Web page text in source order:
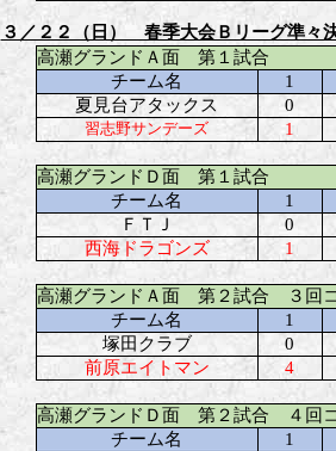
３／２２（日） 春季大会Ｂリーグ準々
高瀬グランドＡ面 第１試合
チーム名
1
夏見台アタックス
0
習志野サンデーズ 1
高瀬グランドＤ面 第１試合
チーム名
1
ＦＴＪ
0
西海ドラゴンズ
1
高瀬グランドＡ面 第２試合 ３回
チーム名
1
塚田クラブ
0
前原エイトマン
4
高瀬グランドＤ面 第２試合 ４回
チーム名
1